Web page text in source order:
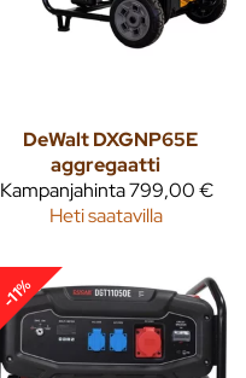
DeWalt DXGNP65E
aggregaatti
Kampanjahinta799,00 €
Heti saatavilla
-11%